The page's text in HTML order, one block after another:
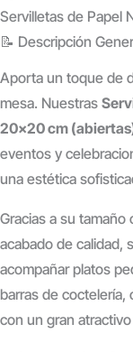
Servilletas de Papel
📝 Descripción
Aporta un toque de
mesa. Nuestras
20×20 cm
eventos y
una estética
Gracias a su
acabado de calidad,
acompañar platos
barras de coctelería,
con un gran